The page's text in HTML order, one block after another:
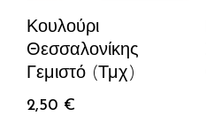
Κουλούρι
Θεσσαλονίκης
Γεμιστό (τμχ)
2,50 €